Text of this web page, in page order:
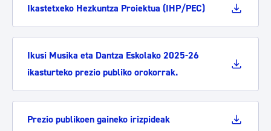
Ikastetxeko Hezkuntza Proiektua (IHP/PEC)
Ikusi Musika eta Dantza Eskolako 2025-26
ikasturteko prezio publiko orokorrak.
Prezio publikoen gaineko irizpideak